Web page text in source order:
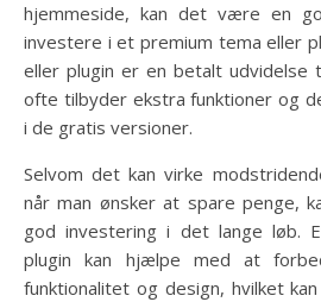
hjemmeside, kan det være en
investere i et premium tema eller
eller plugin er en betalt udvidelse
ofte tilbyder ekstra funktioner og
i de gratis versioner.
Selvom det kan virke
når man ønsker at spare penge,
god investering i det lange løb.
plugin kan hjælpe med at
funktionalitet og design, hvilket